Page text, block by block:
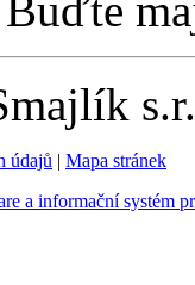
údajů | Mapa stránek
a informační systém